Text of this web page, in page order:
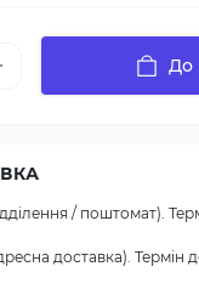
До
/ поштомат).
доставка). Термін